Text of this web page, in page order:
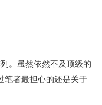
。虽然依然不及顶级的
笔者最担心的还是关于